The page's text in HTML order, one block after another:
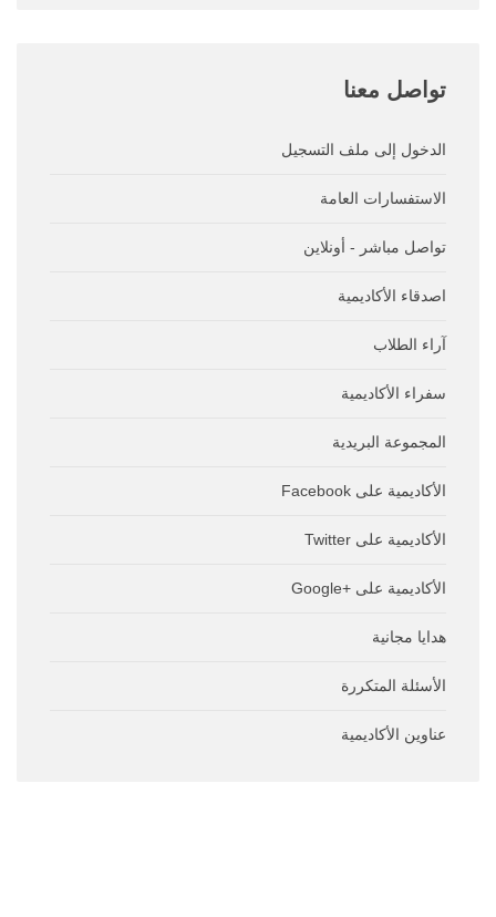
تواصل معنا
الدخول إلى ملف التسجيل
الاستفسارات العامة
تواصل مباشر - أونلاين
اصدقاء الأكاديمية
آراء الطلاب
سفراء الأكاديمية
المجموعة البريدية
الأكاديمية على Facebook
الأكاديمية على Twitter
الأكاديمية على +Google
هدايا مجانية
الأسئلة المتكررة
عناوين الأكاديمية